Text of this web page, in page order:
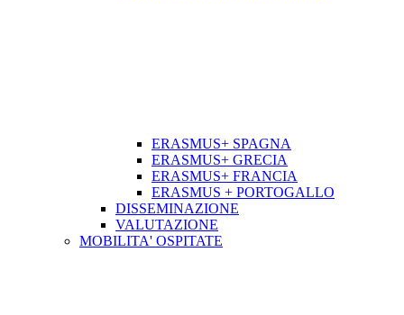
ERASMUS+ SPAGNA
ERASMUS+ GRECIA
ERASMUS+ FRANCIA
ERASMUS + PORTOGALLO
DISSEMINAZIONE
VALUTAZIONE
MOBILITA' OSPITATE